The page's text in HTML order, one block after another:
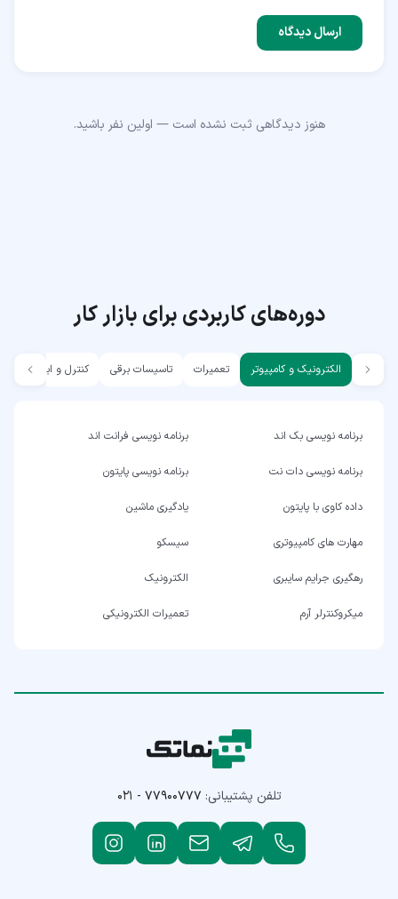
ارسال دیدگاه
هنوز دیدگاهی ثبت نشده است — اولین نفر باشید.
دوره‌های کاربردی برای بازار کار
الکترونیک و کامپیوتر تعمیرات تاسیسات برقی کنترل و ابزار دقیق
برنامه نویسی بک اند برنامه نویسی فرانت اند
برنامه نویسی دات نت برنامه نویسی پایتون
داده کاوی با پایتون یادگیری ماشین
مهارت های کامپیوتری سیسکو
رهگیری جرایم سایبری الکترونیک
میکروکنترلر آرم تعمیرات الکترونیکی
تلفن پشتیبانی: ۰۲۱ - ۷۷۹۰۰۷۷۷